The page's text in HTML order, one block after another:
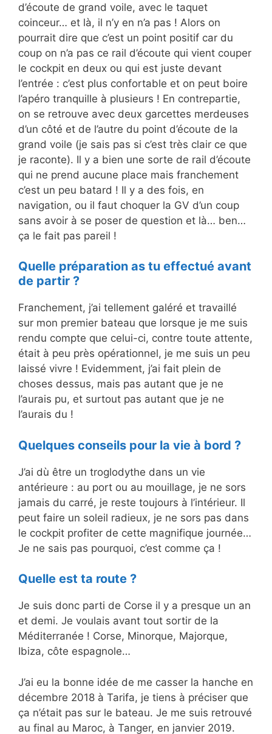
d’écoute de grand voile, avec le taquet
coinceur… et là, il n’y en n’a pas ! Alors on
pourrait dire que c’est un point positif car du
coup on n’a pas ce rail d’écoute qui vient couper
le cockpit en deux ou qui est juste devant
l’entrée : c’est plus confortable et on peut boire
l’apéro tranquille à plusieurs ! En contrepartie,
on se retrouve avec deux garcettes merdeuses
d’un côté et de l’autre du point d’écoute de la
grand voile (je sais pas si c’est très clair ce que
je raconte). Il y a bien une sorte de rail d’écoute
qui ne prend aucune place mais franchement
c’est un peu batard ! Il y a des fois, en
navigation, ou il faut choquer la GV d’un coup
sans avoir à se poser de question et là… ben…
ça le fait pas pareil !
Quelle préparation as tu effectué avant
de partir ?
Franchement, j’ai tellement galéré et travaillé
sur mon premier bateau que lorsque je me suis
rendu compte que celui-ci, contre toute attente,
était à peu près opérationnel, je me suis un peu
laissé vivre ! Evidemment, j’ai fait plein de
choses dessus, mais pas autant que je ne
l’aurais pu, et surtout pas autant que je ne
l’aurais du !
Quelques conseils pour la vie à bord ?
J’ai dù être un troglodythe dans un vie
antérieure : au port ou au mouillage, je ne sors
jamais du carré, je reste toujours à l’intérieur. Il
peut faire un soleil radieux, je ne sors pas dans
le cockpit profiter de cette magnifique journée…
Je ne sais pas pourquoi, c’est comme ça !
Quelle est ta route ?
Je suis donc parti de Corse il y a presque un an
et demi. Je voulais avant tout sortir de la
Méditerranée ! Corse, Minorque, Majorque,
Ibiza, côte espagnole…
J’ai eu la bonne idée de me casser la hanche en
décembre 2018 à Tarifa, je tiens à préciser que
ça n’était pas sur le bateau. Je me suis retrouvé
au final au Maroc, à Tanger, en janvier 2019.